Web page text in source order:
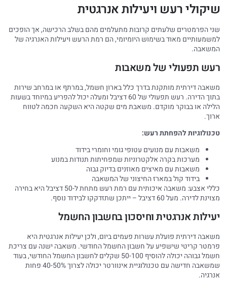
שיקולי רעש ויעילות אנרגטית
שני הפרמטרים שלעתים קרובות מתעלמים מהם בשלב הרכישה, אך הופכים
למשמעותיים מאוד בשימוש היומיומי, הם רמת הרעש ויעילות האנרגיה של
המשאבה.
רעש תפעולי של משאבות
משאבה דירתית מותקנת בדרך כלל בארון חשמל, במרתף או במרחב שירות
בתוך הדירה. רעש תפעולי של 60 דציבל ומעלה יכול להפריע במיוחד בשעות
הלילה או בבוקר מוקדם. משאבת מים שקטה היא השקעה חכמה לטווח
ארוך.
טכנולוגיות להפחתת רעש:
משאבות עם מנועים עטופי גומי וחומרי בידוד
מערכות בקרה אלקטרוניות שמפחיתות תנודות במנוע
משאבות עם מאיצים מאוזנים בדיוק גבוה
בידוד קול במארז החיצוני של המשאבה
כללי אצבע: משאבה איכותית עם רמת רעש מתחת ל-50 דציבל היא בחירה
מצוינת לדירה. מעל 60 דציבל – ייתכן שתזדקקו לבידוד נוסף.
יעילות אנרגטית וחיסכון בחשבון החשמל
משאבה דירתית פועלת עשרות פעמים ביום, ולכן יעילות אנרגטית היא
פרמטר קריטי שישפיע על חשבון החשמל החודשי. משאבה ישנה עם צריכת
חשמל גבוהה יכולה להוסיף 50-100 שקלים לחשבון החשמל החודשי, בעוד
שמשאבה חדישה עם טכנולוגיית אינוורטר יכולה לצרוך 40-50% פחות
אנרגיה.